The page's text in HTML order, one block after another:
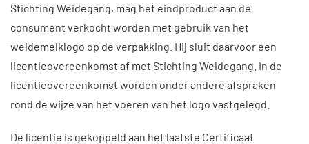
Stichting Weidegang, mag het eindproduct aan de
consument verkocht worden met gebruik van het
weidemelklogo op de verpakking. Hij sluit daarvoor een
licentieovereenkomst af met Stichting Weidegang. In de
licentieovereenkomst worden onder andere afspraken
rond de wijze van het voeren van het logo vastgelegd.
De licentie is gekoppeld aan het laatste Certificaat